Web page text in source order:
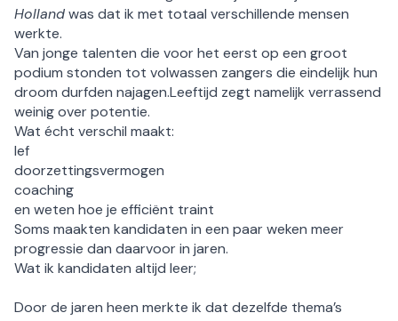
Hollandwas dat ik met totaal verschillende mensen
werkte.
Van jonge talenten die voor het eerst op een groot
podium stonden tot volwassen zangers die eindelijk hun
droom durfden najagen.Leeftijd zegt namelijk verrassend
weinig over potentie.
Wat écht verschil maakt:
lef
doorzettingsvermogen
coaching
en weten hoe je efficiënt traint
Soms maakten kandidaten in een paar weken meer
progressie dan daarvoor in jaren.
Wat ik kandidaten altijd leer;
Door de jaren heen merkte ik dat dezelfde thema’s